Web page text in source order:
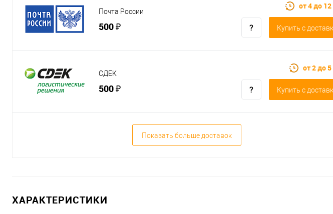
Почта России
500 ₽
от 4 до
Купить c
СДЕК
500 ₽
от 2 до
Купить c
Показать больше доставок
ХАРАКТЕРИСТИКИ